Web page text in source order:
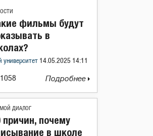
1058
фильмы будут
в
университет 14.05.2025 14:11
Подробнее
ДИАЛОГ
причин, почему
в школе